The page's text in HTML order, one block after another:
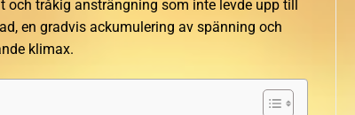
och tråkig ansträngning som inte levde upp till
en gradvis ackumulering av spänning och
klimax.